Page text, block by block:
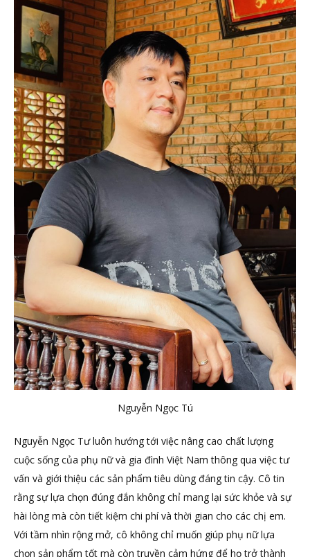
Nguyễn Ngọc Tú
Nguyễn Ngọc Tư luôn hướng tới việc nâng cao chất lượng
cuộc sống của phụ nữ và gia đình Việt Nam thông qua việc tư
vấn và giới thiệu các sản phẩm tiêu dùng đáng tin cậy. Cô tin
rằng sự lựa chọn đúng đắn không chỉ mang lại sức khỏe và sự
hài lòng mà còn tiết kiệm chi phí và thời gian cho các chị em.
Với tầm nhìn rộng mở, cô không chỉ muốn giúp phụ nữ lựa
chọn sản phẩm tốt mà còn truyền cảm hứng để họ trở thành